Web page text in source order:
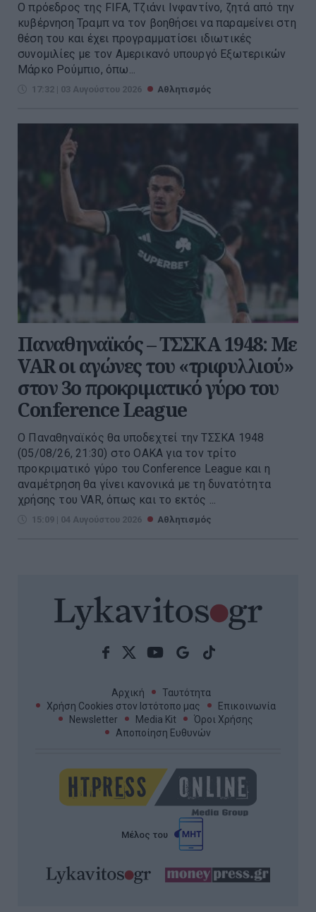
Ο πρόεδρος της FIFA, Τζιάνι Ινφαντίνο, ζητά από την
κυβέρνηση Τραμπ να τον βοηθήσει να παραμείνει στη
θέση του και έχει προγραμματίσει ιδιωτικές
συνομιλίες με τον Αμερικανό υπουργό Εξωτερικών
Μάρκο Ρούμπιο, όπω...
17:32 | 03 Αυγούστου 2026 Αθλητισμός
Παναθηναϊκός – ΤΣΣΚΑ 1948: Με
VAR οι αγώνες του «τριφυλλιού»
στον 3ο προκριματικό γύρο του
Conference League
Ο Παναθηναϊκός θα υποδεχτεί την ΤΣΣΚΑ 1948
(05/08/26, 21:30) στο ΟΑΚΑ για τον τρίτο
προκριματικό γύρο του Conference League και η
αναμέτρηση θα γίνει κανονικά με τη δυνατότητα
χρήσης του VAR, όπως και το εκτός ...
15:09 | 04 Αυγούστου 2026 Αθλητισμός
Αρχική
Ταυτότητα
Χρήση Cookies στον Ιστότοπο μας
Επικοινωνία
Newsletter
Media Kit
Όροι Χρήσης
Αποποίηση Ευθυνών
Μέλος του